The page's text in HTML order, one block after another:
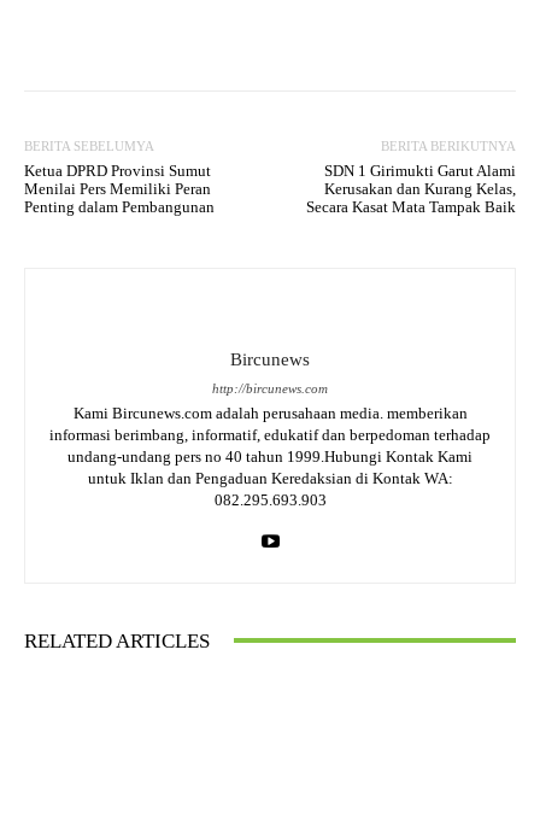
BERITA SEBELUMYA
Ketua DPRD Provinsi Sumut
Menilai Pers Memiliki Peran
Penting dalam Pembangunan
BERITA BERIKUTNYA
SDN 1 Girimukti Garut Alami
Kerusakan dan Kurang Kelas,
Secara Kasat Mata Tampak Baik
Bircunews
http://bircunews.com
Kami Bircunews.com adalah perusahaan media. memberikan
informasi berimbang, informatif, edukatif dan berpedoman terhadap
undang-undang pers no 40 tahun 1999.Hubungi Kontak Kami
untuk Iklan dan Pengaduan Keredaksian di Kontak WA:
082.295.693.903
RELATED ARTICLES